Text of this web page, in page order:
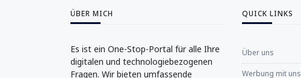
ÜBER MICH
Es ist ein One-Stop-Portal für alle Ihre
digitalen und technologiebezogenen
Fragen. Wir bieten umfassende
QUICK LINKS
Über uns
Werbung mit uns